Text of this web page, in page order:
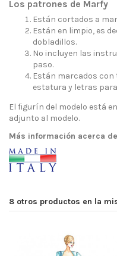
Los patrones de Marfy
Están cortados a
Están en limpio, es
dobladillos.
No incluyen las
paso.
Están marcados
estatura y letras
El figurín del modelo está
adjunto al modelo.
Más información acerca
8 otros productos en la